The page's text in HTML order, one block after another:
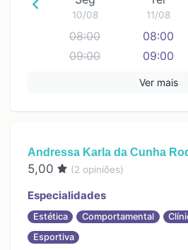
10/08
08:00
09:00
14:00
15:00
16:00
17:00
18:00
11/08
08:00
09:00
10:00
14:00
17:00
Ver mais
Andressa Karla da Cunha
5,00 (2 opiniões)
Especialidades
Estética Comportamental
Esportiva